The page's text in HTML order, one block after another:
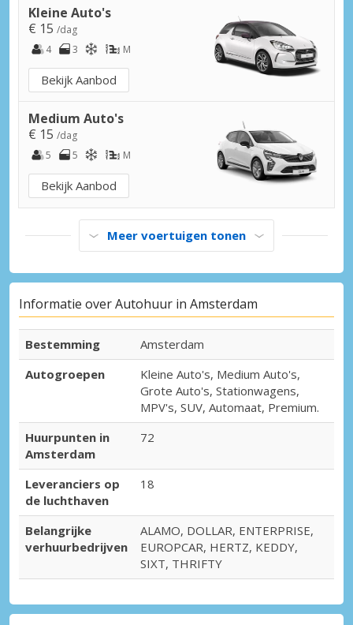
Kleine Auto's
€ 15 /dag
4
3 M
Bekijk Aanbod
Medium Auto's
€ 15 /dag
5
5 M
Bekijk Aanbod
Meer voertuigen tonen
Informatie over Autohuur in Amsterdam
Bestemming
Amsterdam
Autogroepen
Kleine Auto's, Medium Auto's,
Grote Auto's, Stationwagens,
MPV's, SUV, Automaat, Premium.
Huurpunten in
Amsterdam
72
Leveranciers op
de luchthaven
18
Belangrijke
verhuurbedrijven
ALAMO, DOLLAR, ENTERPRISE,
EUROPCAR, HERTZ, KEDDY,
SIXT, THRIFTY